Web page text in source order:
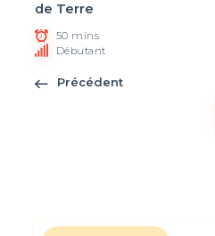
de Terre
50 mins
Débutant
Précédent